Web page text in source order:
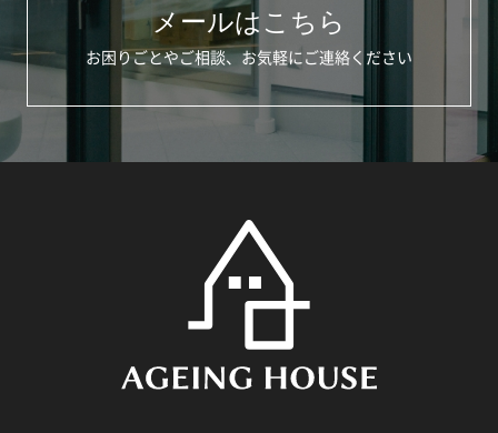
メールはこちら
お困りごとやご相談、お気軽にご連絡ください